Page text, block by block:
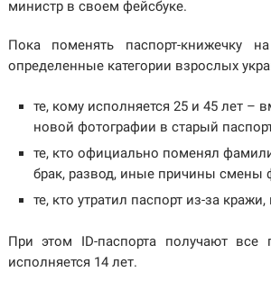
министр в своем фейсбуке.
Пока поменять паспорт-книжечку
определенные категории взрослых
те, кому исполняется 25 и 45 лет –
новой фотографии в старый
те, кто официально поменял
брак, развод, иные причины смены
те, кто утратил паспорт из-за
При этом ID-паспорта получают все
исполняется 14 лет.